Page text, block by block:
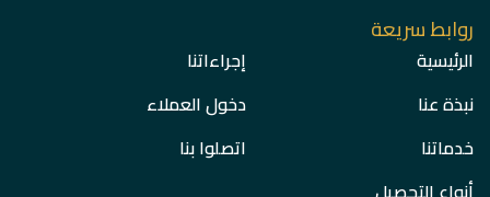
روابط سريعة
الرئيسية
نبذة عنا
خدماتنا
إجراءاتنا
دخول العملاء
اتصلوا بنا